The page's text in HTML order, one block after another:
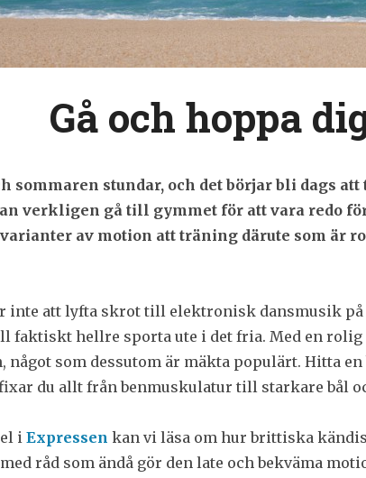
Gå och hoppa
sommaren stundar, och det börjar bli dags
verkligen gå till gymmet för att vara redo
av motion att träning därute som är
inte att lyfta skrot till elektronisk dansmusik på
faktiskt hellre sporta ute i det fria. Med en rolig
något som dessutom är mäkta populärt. Hitta
du allt från benmuskulatur till starkare bål
i Expressen kan vi läsa om hur brittiska
råd som ändå gör den late och bekväma